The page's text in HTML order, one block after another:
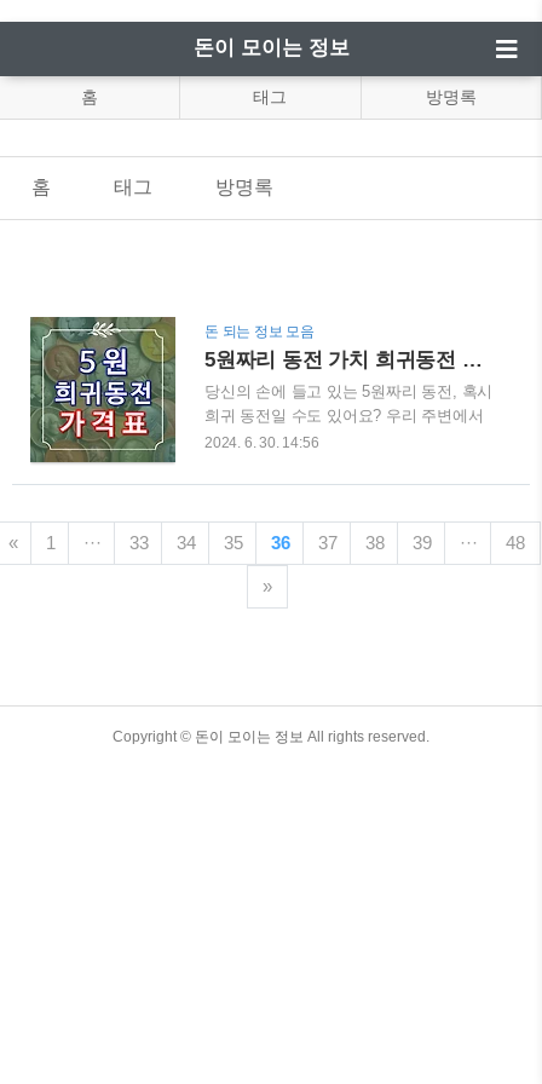
돈이 모이는 정보
홈 태그 방명록
홈 태그 방명록
돈 되는 정보 모음
5원짜리 동전 가치 희귀동전 년도 가격은?
당신의 손에 들고 있는 5원짜리 동전, 혹시
희귀 동전일 수도 있어요? 우리 주변에서
이제는 흔히 볼 수 없는 5원짜리 동전. 하
고 생각하지 마세요! 이 5원 희귀 동전이
지닌 희귀 동전들이 존재할 수 있다는 사
실, 알고 계셨나요? 이 블로그 게시물에서
는 5원짜리 동전의 가치, 희귀 동전의 특
징, 년도별 시세, 그리고 흥미로운 사실들
은? 모든 5원짜리 동전이 희귀 동전이 되
는 것은 아닙니다. 희귀 동전이 되는 조건
2024. 6. 30. 14:56
« 1 ··· 33 34 35 36 37 38 39 ··· 48
»
Copyright © 돈이 모이는 정보 All rights reserved.
TistoryWhaleSkin3.4